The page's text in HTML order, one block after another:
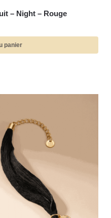
– Night – Rouge
panier